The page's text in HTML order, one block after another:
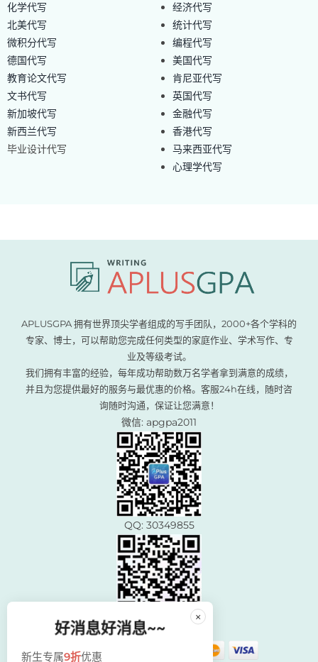
化学代写
北美代写
微积分代写
德国代写
教育论文代写
文书代写
新加坡代写
新西兰代写
毕业设计代写
经济代写
统计代写
编程代写
美国代写
肯尼亚代写
英国代写
金融代写
香港代写
马来西亚代写
心理学代写
APLUSGPA 拥有世界顶尖学者组成的写手团队，2000+各个学科的
专家、博士，可以帮助您完成任何类型的家庭作业、学术写作、专
业及等级考试。
我们拥有丰富的经验，每年成功帮助数万名学者拿到满意的成绩，
并且为您提供最好的服务与最优惠的价格。客服24h在线，随时咨
询随时沟通，保证让您满意！
微信: apgpa2011
QQ: 30349855
好消息好消息~~
新生专属9折优惠
×